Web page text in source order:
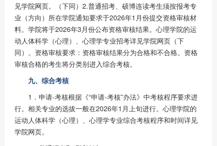
见学院网页。（下同）2.普通招考、硕博连读考生须按报考专
业（方向）所在学院通知要求于2026年1月份提交资格审核材
料。学院将于2026年3月份公布资格审核结果。心理学院的运
动人体科学（心理）、心理学专业招考详见学院网页（下
同）。资格审核要求：资格审核结果分为合格和不合格。资格
审核合格的考生将分类别进入综合考核。
九、综合考核
1．申请-考核根据《“申请-考核”办法》中考核程序要求进
行。相关专业的选拔一般在2026年1月上旬进行。心理学院的
运动人体科学（心理）、心理学专业综合考核程序和时间详见
学院网页。